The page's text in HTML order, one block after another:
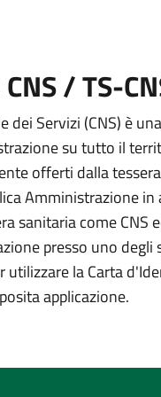
/ TS-
dei Servizi (CNS) è
su tutto il
offerti dalla
Amministrazione in
sanitaria come
presso uno
utilizzare la Carta
applicazione.